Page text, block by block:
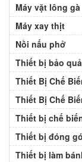
Máy vặt lông gà
Máy xay thịt
Nồi nấu phở
Thiết bị bảo
Thiết Bị Chế
Thiết Bị Chế
Thiết bị chế
Thiết bị đóng
Thiết bị làm